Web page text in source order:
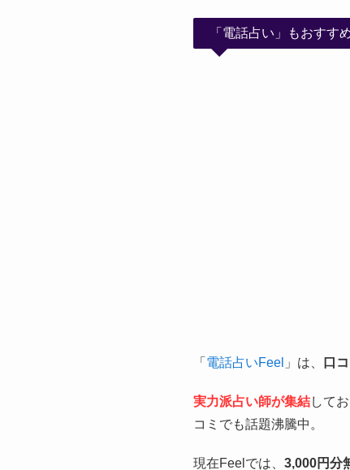
「電話占い」もおすす
「 電話占いFeel 」は、 口
実力派占い師が集結して
コミでも話題沸騰中。
現在Feelでは、 3,000円分